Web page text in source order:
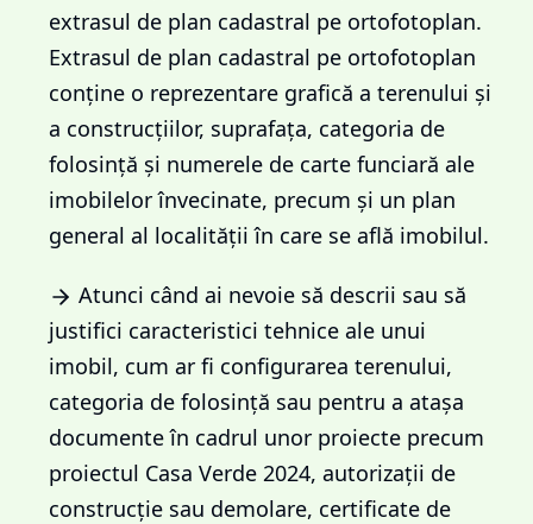
extrasul de plan cadastral pe ortofotoplan.
Extrasul de plan cadastral pe ortofotoplan
conține o reprezentare grafică a terenului și
a construcțiilor, suprafața, categoria de
folosință și numerele de carte funciară ale
imobilelor învecinate, precum și un plan
general al localității în care se află imobilul.
Atunci când ai nevoie să descrii sau să
justifici caracteristici tehnice ale unui
imobil, cum ar fi configurarea terenului,
categoria de folosință sau pentru a atașa
documente în cadrul unor proiecte precum
proiectul Casa Verde 2024, autorizații de
construcție sau demolare, certificate de